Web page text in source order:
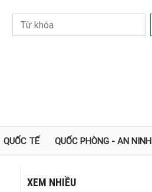
QUỐC TẾ QUỐC PHÒNG - AN NINH
XEM NHIỀU